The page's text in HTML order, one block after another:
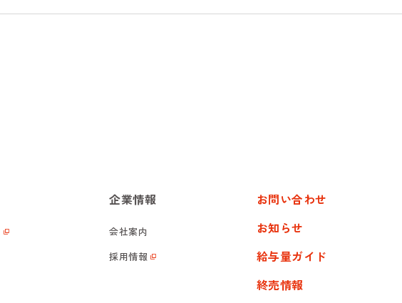
企業情報
会社案内
採用情報
お問い合わせ
お知らせ
給与量ガイド
終売情報